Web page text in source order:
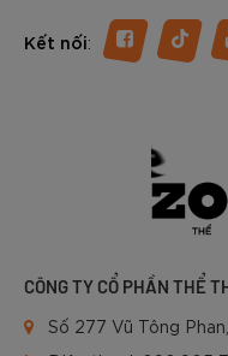
nhé.
Kết nối:
CÔNG TY CỔ PHẦN THỂ
Số 277 Vũ Tông